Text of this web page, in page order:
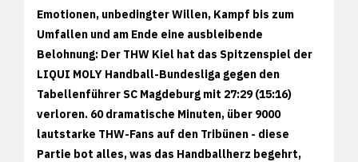
Emotionen, unbedingter Willen, Kampf bis zum
Umfallen und am Ende eine ausbleibende
Belohnung: Der THW Kiel hat das Spitzenspiel der
LIQUI MOLY Handball-Bundesliga gegen den
Tabellenführer SC Magdeburg mit 27:29 (15:16)
verloren. 60 dramatische Minuten, über 9000
lautstarke THW-Fans auf den Tribünen - diese
Partie bot alles, was das Handballherz begehrt,